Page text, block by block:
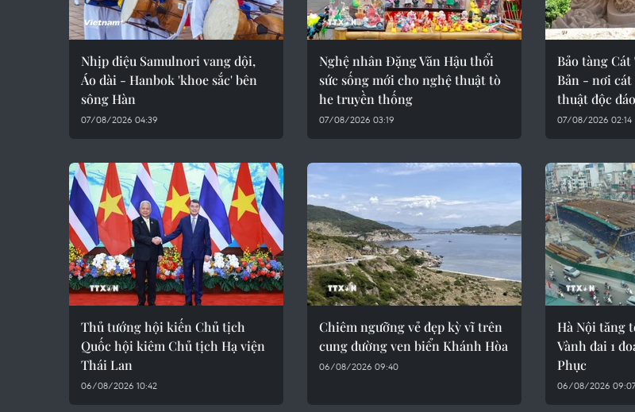
Nhịp điệu Samulnori vang dội,
Áo dài - Hanbok 'khoe sắc' bên
sông Hàn
07/08/2026 04:39
Nghệ nhân Đặng Văn Hậu thổi
sức sống mới cho nghệ thuật tò
he truyền thống
07/08/2026 03:19
Bảo tàng
Bản - nơi
thuật độc đáo
07/08/2026 02:14
Thủ tướng hội kiến Chủ tịch
Quốc hội kiêm Chủ tịch Hạ viện
Thái Lan
06/08/2026 10:42
Chiêm ngưỡng vẻ đẹp kỳ vĩ trên
cung đường ven biển Khánh Hòa
06/08/2026 09:40
Hà Nội tăng
Vành đai 1
Phục
06/08/2026 09:07